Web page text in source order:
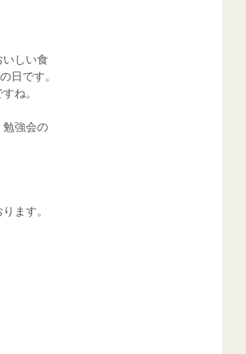
しい食
日です。
ね。
強会の
ます。